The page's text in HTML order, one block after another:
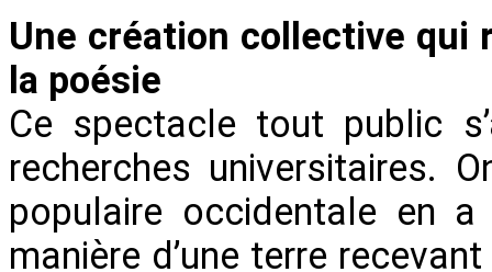
Une création collective qui
la poésie
Ce spectacle tout public
recherches universitaires.
populaire occidentale en
manière d’une terre